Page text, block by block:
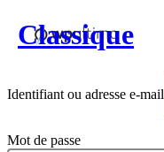
Classique
Identifiant ou adresse e-mail
Mot de passe